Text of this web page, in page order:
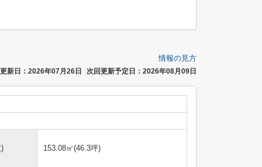
情報の見方
新日：2026年07月26日 次回更新予定日：2026年08月09日
153.08㎡(46.3坪)